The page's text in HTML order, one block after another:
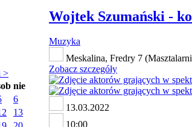
>
nie
6
13
Wojtek Szumański -
Muzyka
Meskalina, Fredry 7
Zobacz szczegóły
13.03.2022
10:00